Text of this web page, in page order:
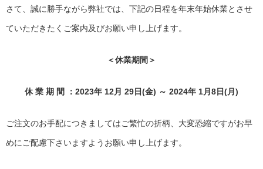
さて、誠に勝手ながら弊社では、下記の日程を年末年始休業とさせ
ていただきたくご案内及びお願い申し上げます。
＜休業期間＞
休 業 期 間 ： 2023年 12月 29日(金) ～ 2024年 1月 8日(月 )
ご注文のお手配につきましてはご繁忙の折柄、大変恐縮ですがお早
めにご配慮下さいますようお願い申し上げます。